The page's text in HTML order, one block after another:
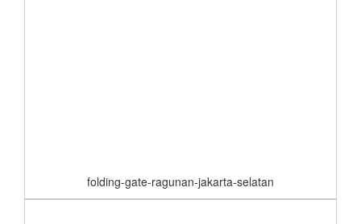
folding-gate-ragunan-jakarta-selatan